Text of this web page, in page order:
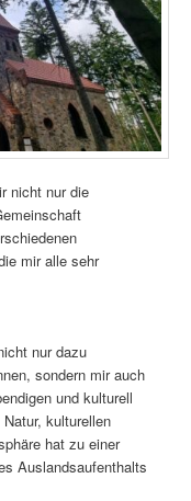
nicht nur die
mir alle sehr
nur dazu
sondern mir auch
und kulturell
kulturellen
hat zu einer
Auslandsaufenthalts